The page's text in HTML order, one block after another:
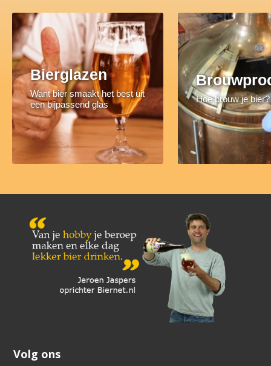
Bierglazen
Want bier smaakt het best uit
een bijpassend glas
Hoe brouw je bier?
Volg ons